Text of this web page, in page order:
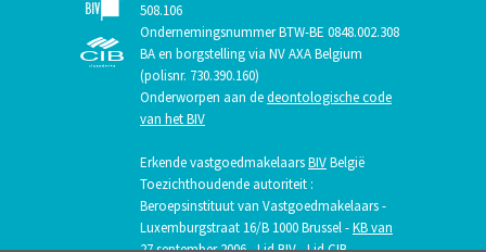
508.106
Ondernemingsnummer BTW-BE 0848.002.308
BA en borgstelling via NV AXA Belgium
(polisnr. 730.390.160)
Onderworpen aan dedeontologische code
van het BIV
Erkende vastgoedmakelaarsBIVBelgië
Toezichthoudende autoriteit :
Beroepsinstituut van Vastgoedmakelaars -
Luxemburgstraat 16/B 1000 Brussel -KB van